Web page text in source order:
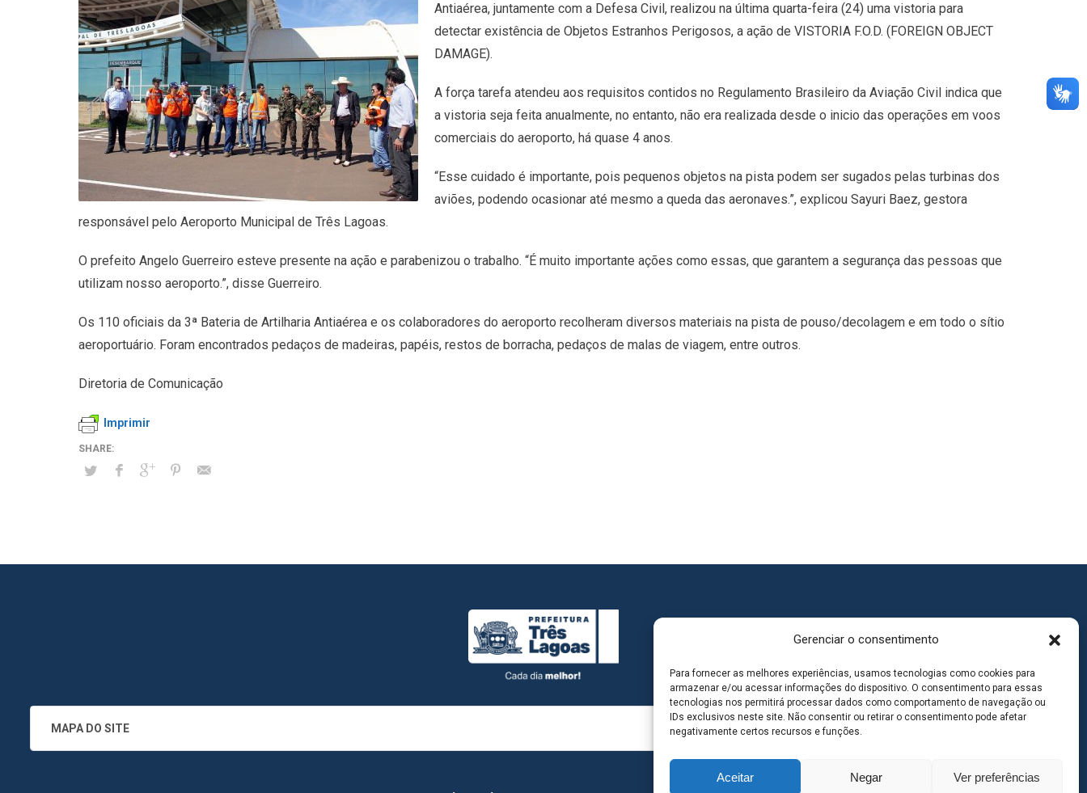
Gerenciar o consentimento
Para fornecer as melhores experiências, usamos tecnologias como cookies para
armazenar e/ou acessar informações do dispositivo. O consentimento para essas
tecnologias nos permitirá processar dados como comportamento de navegação ou
IDs exclusivos neste site. Não consentir ou retirar o consentimento pode afetar
negativamente certos recursos e funções.
Aceitar Negar Ver preferências
Antiaérea, juntamente com a Defesa Civil, realizou na última quarta-feira (24) uma vistoria para
detectar existência de Objetos Estranhos Perigosos, a ação de VISTORIA F.O.D. (FOREIGN OBJECT
DAMAGE).
A força tarefa atendeu aos requisitos contidos no Regulamento Brasileiro da Aviação Civil indica que
a vistoria seja feita anualmente, no entanto, não era realizada desde o inicio das operações em voos
comerciais do aeroporto, há quase 4 anos.
“Esse cuidado é importante, pois pequenos objetos na pista podem ser sugados pelas turbinas dos
aviões, podendo ocasionar até mesmo a queda das aeronaves.”, explicou Sayuri Baez, gestora
responsável pelo Aeroporto Municipal de Três Lagoas.
O prefeito Angelo Guerreiro esteve presente na ação e parabenizou o trabalho. “É muito importante ações como essas, que garantem a segurança das pessoas que
utilizam nosso aeroporto.”, disse Guerreiro.
Os 110 oficiais da 3ª Bateria de Artilharia Antiaérea e os colaboradores do aeroporto recolheram diversos materiais na pista de pouso/decolagem e em todo o sítio
aeroportuário. Foram encontrados pedaços de madeiras, papéis, restos de borracha, pedaços de malas de viagem, entre outros.
Diretoria de Comunicação
Imprimir
MAPA DO SITE